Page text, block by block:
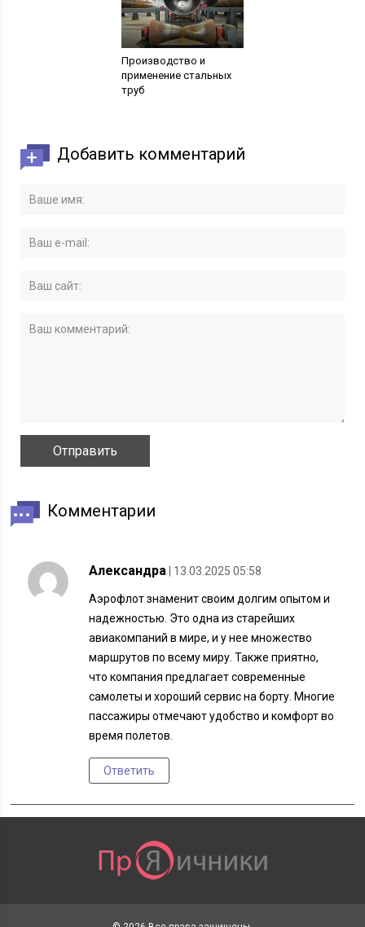
Производство и
применение стальных
труб
Добавить комментарий
Комментарии
Александра | 13.03.2025 05:58
Аэрофлот знаменит своим долгим опытом и
надежностью. Это одна из старейших
авиакомпаний в мире, и у нее множество
маршрутов по всему миру. Также приятно,
что компания предлагает современные
самолеты и хороший сервис на борту. Многие
пассажиры отмечают удобство и комфорт во
время полетов.
Ответить